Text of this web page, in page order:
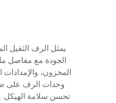
يمثل الرف الثقيل
وحدات الرف على
تحسن سلامة الهيكل.